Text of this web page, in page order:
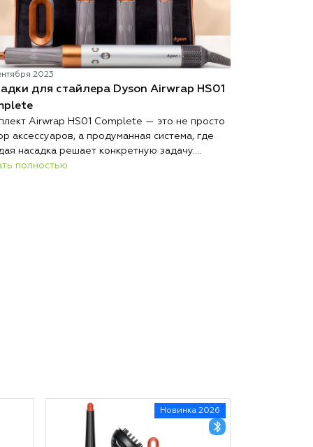
2023
для стайлера Dyson Airwrap HS01
Airwrap HS01 Complete — это не просто
аксессуаров, а продуманная система, где
насадка решает конкретную задачу.
как пользоваться стайлером Dyson
полностью
Новинка 2026